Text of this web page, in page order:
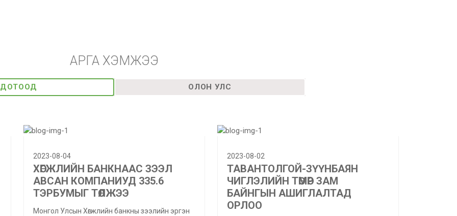
АРГА ХЭМЖЭЭ
ДОТООД ОЛОН УЛС
2023-08-04
ХӨГЖЛИЙН БАНКНААС ЗЭЭЛ
АВСАН КОМПАНИУД 335.6
ТЭРБУМЫГ ТӨЛЖЭЭ
Монгол Улсын Хөгжлийн банкны зээлийн эргэн
2023-08-02
ТАВАНТОЛГОЙ-ЗҮҮНБАЯН
ЧИГЛЭЛИЙН ТӨМӨР ЗАМ
БАЙНГЫН АШИГЛАЛТАД
ОРЛОО